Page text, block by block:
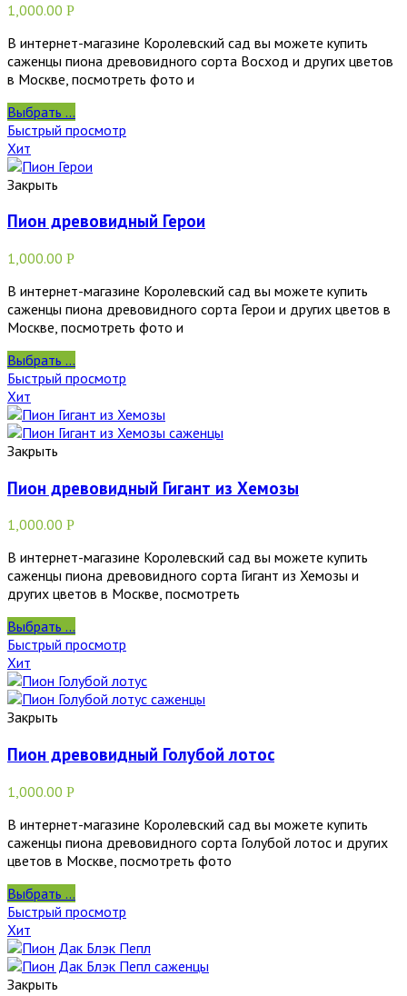
1,000.00 Р
В интернет-магазине Королевский сад вы можете купить
саженцы пиона древовидного сорта Восход и других цветов
в Москве, посмотреть фото и
Выбрать ...
Быстрый просмотр
Хит
Закрыть
Пион древовидный Герои
1,000.00 Р
В интернет-магазине Королевский сад вы можете купить
саженцы пиона древовидного сорта Герои и других цветов в
Москве, посмотреть фото и
Выбрать ...
Быстрый просмотр
Хит
Закрыть
Пион древовидный Гигант из Хемозы
1,000.00 Р
В интернет-магазине Королевский сад вы можете купить
саженцы пиона древовидного сорта Гигант из Хемозы и
других цветов в Москве, посмотреть
Выбрать ...
Быстрый просмотр
Хит
Закрыть
Пион древовидный Голубой лотос
1,000.00 Р
В интернет-магазине Королевский сад вы можете купить
саженцы пиона древовидного сорта Голубой лотос и других
цветов в Москве, посмотреть фото
Выбрать ...
Быстрый просмотр
Хит
Закрыть